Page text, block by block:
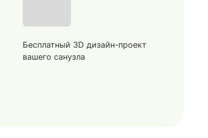
Бесплатный 3D дизайн-проект
вашего санузла